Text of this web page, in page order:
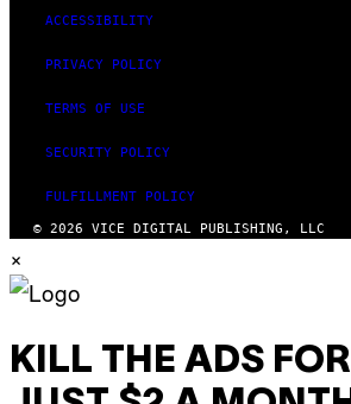
ACCESSIBILITY
PRIVACY POLICY
TERMS OF USE
SECURITY POLICY
FULFILLMENT POLICY
© 2026 VICE DIGITAL PUBLISHING, LLC
×
KILL THE ADS FOR